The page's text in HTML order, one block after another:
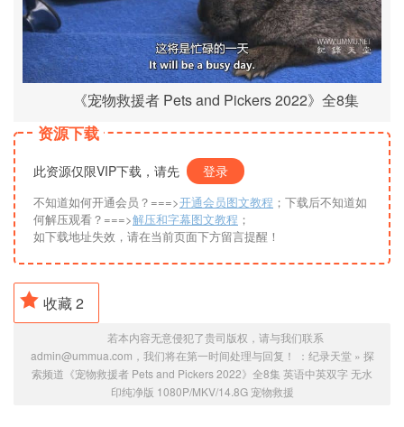
《宠物救援者 Pets and Pickers 2022》全8集
资源下载
此资源仅限VIP下载，请先 登录
不知道如何开通会员？===>开通会员图文教程 ；下载后不知道如
何解压观看？===>解压和字幕图文教程 ；
如下载地址失效，请在当前页面下方留言提醒！
收藏2
若本内容无意侵犯了贵司版权，请与我们联系
admin@ummua.com，我们将在第一时间处理与回复！ ： 纪录天堂» 探
索频道《宠物救援者 Pets and Pickers 2022》全8集 英语中英双字 无水
印纯净版 1080P/MKV/14.8G 宠物救援